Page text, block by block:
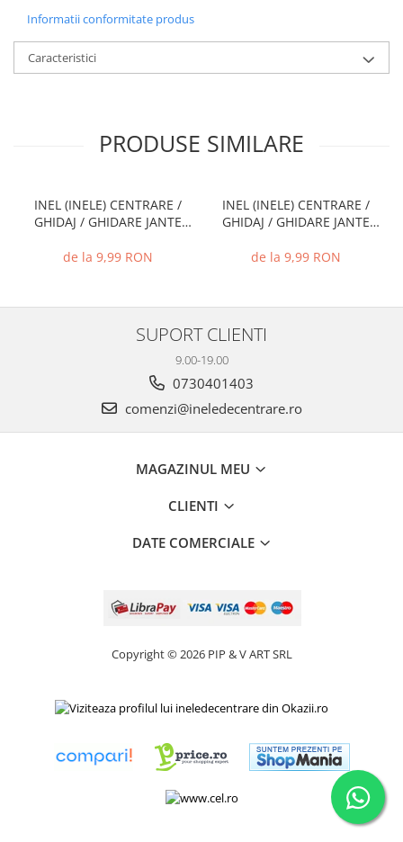
Informatii conformitate produs
Caracteristici
PRODUSE SIMILARE
INEL (INELE) CENTRARE /
GHIDAJ / GHIDARE JANTE
de la 9,99 RON
INEL (INELE) CENTRARE /
GHIDAJ / GHIDARE JANTE
de la 9,99 RON
SUPORT CLIENTI
9.00-19.00
0730401403
comenzi@ineledecentrare.ro
MAGAZINUL MEU
CLIENTI
DATE COMERCIALE
Copyright © 2026 PIP & V ART SRL